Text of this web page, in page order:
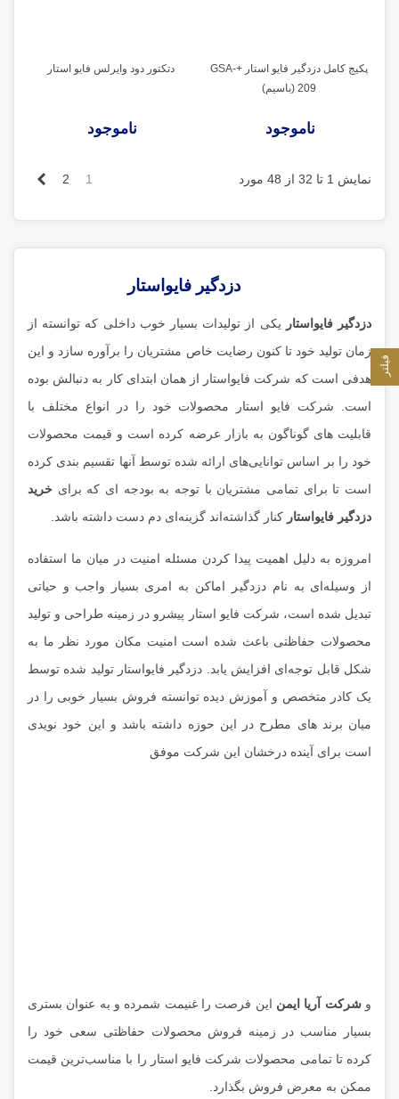
پکیج کامل دزدگیر فایو استار +GSA-
209 (باسیم)
ناموجود
دتکتور دود وایرلس فایو استار
ناموجود
نمایش 1 تا 32 از 48 مورد 1
2
دزدگیر فایواستار
دزدگیر فایواستار یکی از تولیدات بسیار خوب داخلی که توانسته از
زمان تولید خود تا کنون رضایت خاص مشتریان را برآوره سازد و این
هدفی است که شرکت فایواستار از همان ابتدای کار به دنبالش بوده
است. شرکت فایو استار محصولات خود را در انواع مختلف با
قابلیت های گوناگون به بازار عرضه کرده است و قیمت محصولات
خود را بر اساس توانایی‌های ارائه شده توسط آنها تقسیم بندی کرده
است تا برای تمامی مشتریان با توجه به بودجه ای که برای خرید
دزدگیر فایواستار کنار گذاشته‌اند گزینه‌ای دم دست داشته باشد.
امروزه به دلیل اهمیت پیدا کردن مسئله امنیت در میان ما استفاده
از وسیله‌ای به نام دزدگیر اماکن به امری بسیار واجب و حیاتی
تبدیل شده است، شرکت فایو استار پیشرو در زمینه طراحی و تولید
محصولات حفاظتی باعث شده است امنیت مکان مورد نظر ما به
شکل قابل توجه‌ای افزایش یابد. دزدگیر فایواستار تولید شده توسط
یک کادر متخصص و آموزش دیده توانسته فروش بسیار خوبی را در
میان برند های مطرح در این حوزه داشته باشد و این خود نویدی
است برای آینده درخشان این شرکت موفق
وشرکت آریا ایمن این فرصت را غنیمت شمرده و به عنوان بستری
بسیار مناسب در زمینه فروش محصولات حفاظتی سعی خود را
کرده تا تمامی محصولات شرکت فایو استار را با مناسب‌ترین قیمت
ممکن به معرض فروش بگذارد.
فیلتر